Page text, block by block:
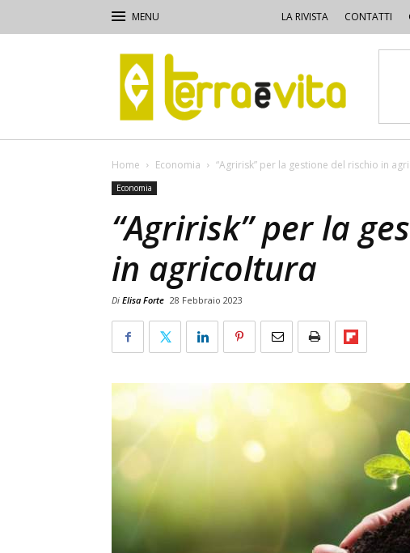
LA RIVISTA CONTATTI
Terra
e
Vita
Home Economia “Agririsk” per la gestione del rischio in
Economia
“Agririsk” per la
in agricoltura
Di Elisa Forte 28 Febbraio 2023